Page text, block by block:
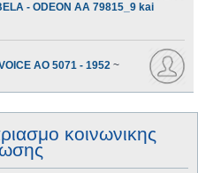
- ODEON AA 79815_9 kai
AO 5071 - 1952 ~
κοινωνικης